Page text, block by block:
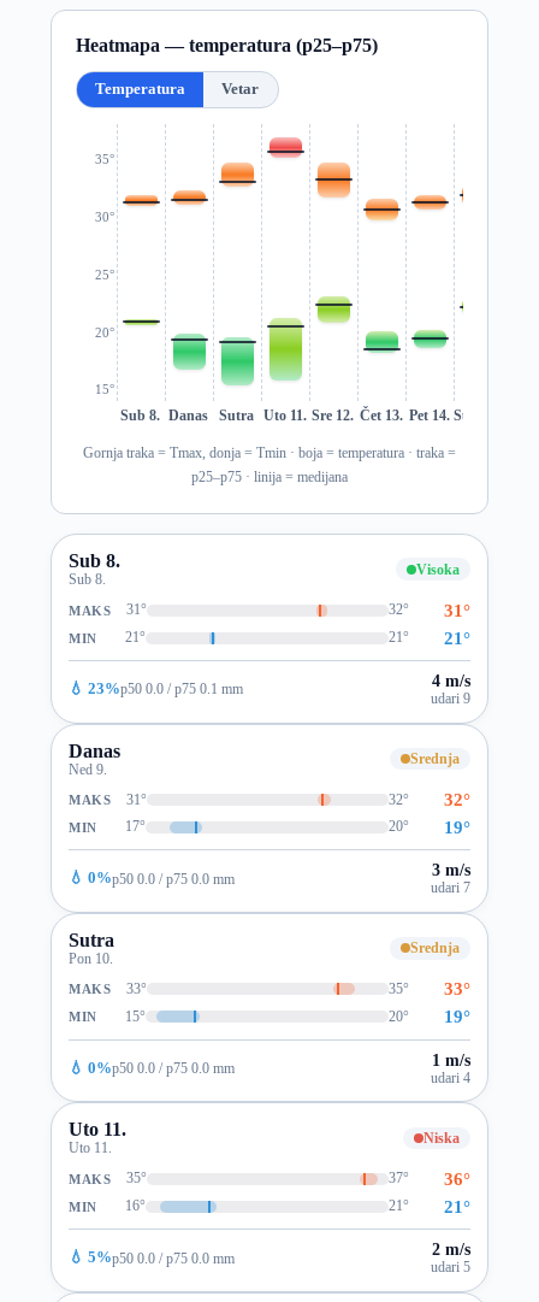
Heatmapa — temperatura (p25–p75)
Temperatura Vetar
15°
20°
25°
30°
35°
Sub 8. Danas Sutra Uto 11. Sre 12. Čet 13. Pet 14. Sub 15.
Gornja traka = Tmax, donja = Tmin · boja = temperatura · traka =
p25–p75 · linija = medijana
Sub 8.
Sub 8.
Visoka
MAKS 31° 32° 31°
MIN 21° 21° 21°
💧 23%p50 0.0 / p75 0.1 mm 4 m/s
udari 9
Danas
Ned 9.
Srednja
MAKS 31° 32° 32°
MIN 17° 20° 19°
💧 0%p50 0.0 / p75 0.0 mm 3 m/s
udari 7
Sutra
Pon 10.
Srednja
MAKS 33° 35° 33°
MIN 15° 20° 19°
💧 0%p50 0.0 / p75 0.0 mm 1 m/s
udari 4
Uto 11.
Uto 11.
Niska
MAKS 35° 37° 36°
MIN 16° 21° 21°
💧 5%p50 0.0 / p75 0.0 mm 2 m/s
udari 5